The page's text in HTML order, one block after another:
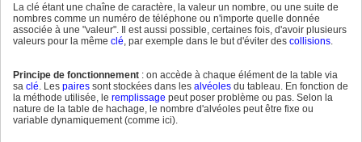
La clé étant une chaîne de caractère, la valeur un nombre, ou une suite de
nombres comme un numéro de téléphone ou n'importe quelle donnée
associée à une "valeur". Il est aussi possible, certaines fois, d'avoir plusieurs
valeurs pour la même clé, par exemple dans le but d'éviter des collisions.
Principe de fonctionnement : on accède à chaque élément de la table via
sa clé. Les paires sont stockées dans les alvéoles du tableau. En fonction de
la méthode utilisée, le remplissage peut poser problème ou pas. Selon la
nature de la table de hachage, le nombre d'alvéoles peut être fixe ou
variable dynamiquement (comme ici).